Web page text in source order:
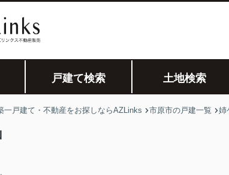
戸建て検索 土地検索
一戸建て・不動産をお探しならAZLinks 市原市の戸建一覧 姉